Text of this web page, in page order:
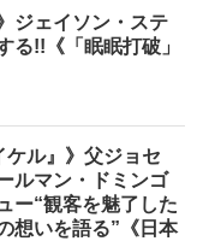
ジェイソン・ステ
る!!《「眠眠打破」
ケル』》父ジョセ
ルマン・ドミンゴ
ー“観客を魅了した
想いを語る”《日本